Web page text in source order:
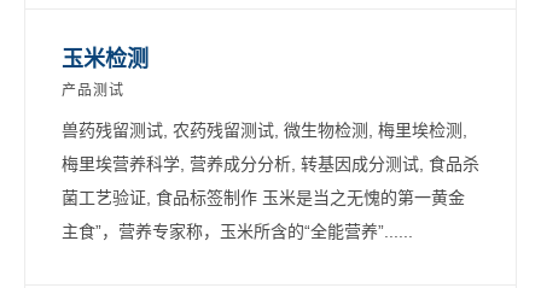
玉米检测
产品测试
兽药残留测试, 农药残留测试, 微生物检测, 梅里埃检测,
梅里埃营养科学, 营养成分分析, 转基因成分测试, 食品杀
菌工艺验证, 食品标签制作 玉米是当之无愧的第一黄金
主食”，营养专家称，玉米所含的“全能营养”......